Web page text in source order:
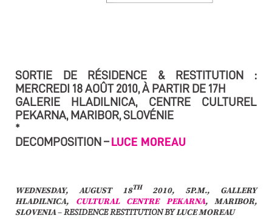
SORTIE DE RÉSIDENCE & RESTITUTION :
MERCREDI 18 AOÛT 2010, À PARTIR DE 17H
GALERIE HLADILNICA, CENTRE CULTUREL
PEKARNA, MARIBOR, SLOVÉNIE
*
DECOMPOSITION –LUCE MOREAU
WEDNESDAY, AUGUST 18TH
2010, 5P.M., GALLERY
HLADILNICA, CULTURAL CENTRE PEKARNA, MARIBOR,
SLOVENIA–RESIDENCE RESTITUTIONBYLUCE MOREAU